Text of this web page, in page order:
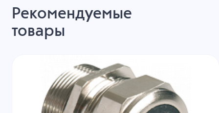
Рекомендуемые
товары